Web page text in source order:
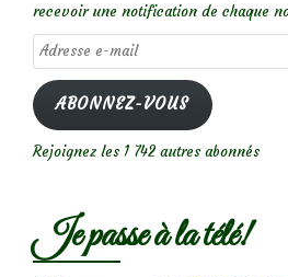
recevoir une notification de chaque
Adresse
e-
mail
ABONNEZ-VOUS
Rejoignez les 1 742 autres abonnés
Je passe à la télé!